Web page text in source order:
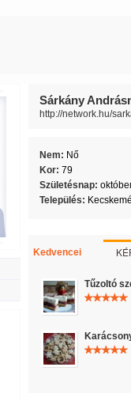
Sárkány
http://network.hu/
Nem: Nő
Kor: 79
Születésnap:
Település:
Kedvencei
Tűzoltó